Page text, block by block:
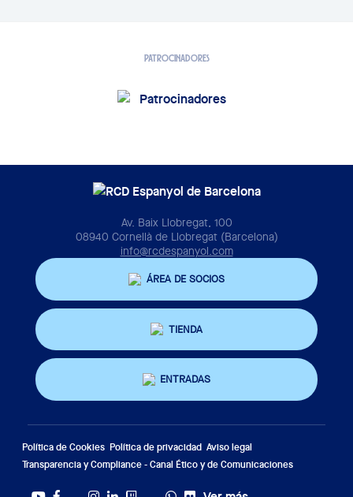
PATROCINADORES
Av. Baix Llobregat, 100
08940 Cornellà de Llobregat (Barcelona)
info@rcdespanyol.com
ÁREA DE SOCIOS
TIENDA
ENTRADAS
Política de Cookies Política de privacidad Aviso legal
Transparencia y Compliance - Canal Ético y de Comunicaciones